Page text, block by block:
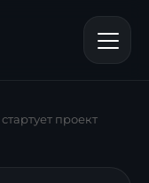
проект